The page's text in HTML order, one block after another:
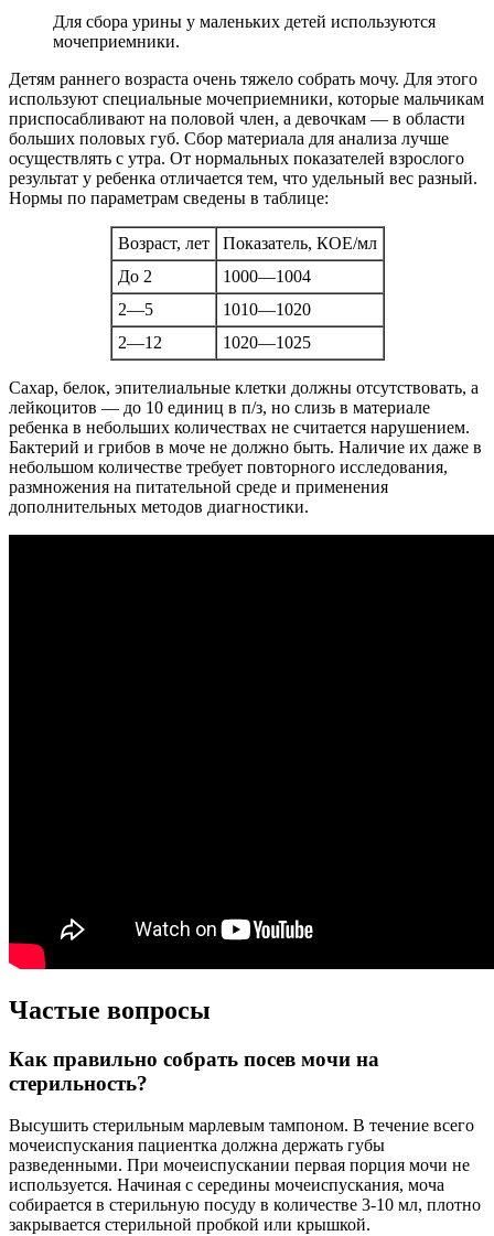
Для сбора урины у маленьких детей используются
мочеприемники.
Детям раннего возраста очень тяжело собрать мочу. Для этого
используют специальные мочеприемники, которые мальчикам
приспосабливают на половой член, а девочкам — в области
больших половых губ. Сбор материала для анализа лучше
осуществлять с утра. От нормальных показателей взрослого
результат у ребенка отличается тем, что удельный вес разный.
Нормы по параметрам сведены в таблице:
Возраст, лет
Показатель, КОЕ/мл
До 2
1000—1004
2—5
1010—1020
2—12
1020—1025
Сахар, белок, эпителиальные клетки должны отсутствовать, а
лейкоцитов — до 10 единиц в п/з, но слизь в материале
ребенка в небольших количествах не считается нарушением.
Бактерий и грибов в моче не должно быть. Наличие их даже в
небольшом количестве требует повторного исследования,
размножения на питательной среде и применения
дополнительных методов диагностики.
Частые вопросы
Как правильно собрать посев мочи на
стерильность?
Высушить стерильным марлевым тампоном. В течение всего
мочеиспускания пациентка должна держать губы
разведенными. При мочеиспускании первая порция мочи не
используется. Начиная с середины мочеиспускания, моча
собирается в стерильную посуду в количестве 3-10 мл, плотно
закрывается стерильной пробкой или крышкой.